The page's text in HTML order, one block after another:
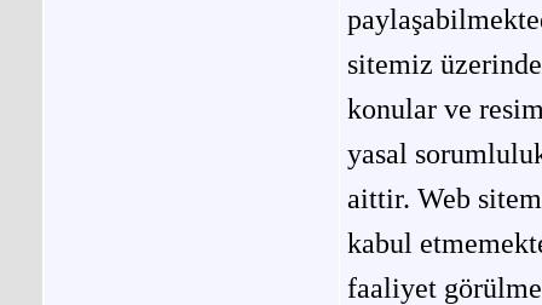
sitemiz
konular ve
yasal
aittir. Web
kabul
faaliyet